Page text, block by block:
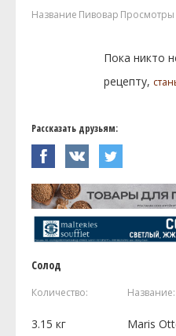
Название Пивовар Просмотры
Пока никто
рецепту,
Рассказать друзьям:
Солод
Количество: Название:
3.15 кг
Maris